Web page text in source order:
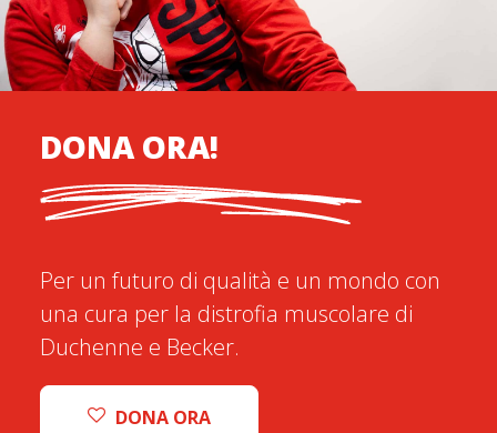
DONA ORA!
Per un futuro di qualità e un mondo con
una cura per la distrofia muscolare di
Duchenne e Becker.
DONA ORA